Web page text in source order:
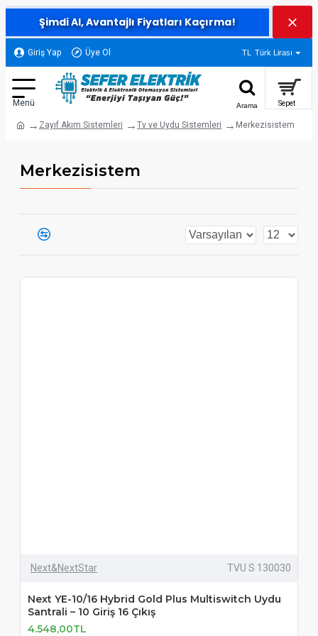
Şimdi Al, Avantajlı Fiyatları Kaçırma!
Giriş Yap Üye Ol TL Türk Lirası
Zayıf Akım Sistemleri Tv ve Uydu Sistemleri Merkezisistem
Merkezisistem
Next&NextStar TVU S 130030
Next YE-10/16 Hybrid Gold Plus Multiswitch Uydu
Santrali – 10 Giriş 16 Çıkış
4.548,00TL